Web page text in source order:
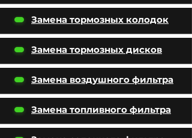
Замена тормозных колодок
Замена тормозных дисков
Замена воздушного фильтра
Замена топливного фильтра